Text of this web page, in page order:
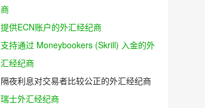
商
提供ECN账户的外汇经纪商
支持通过 Moneybookers (Skrill) 入金的外
汇经纪商
隔夜利息对交易者比较公正的外汇经纪商
瑞士外汇经纪商